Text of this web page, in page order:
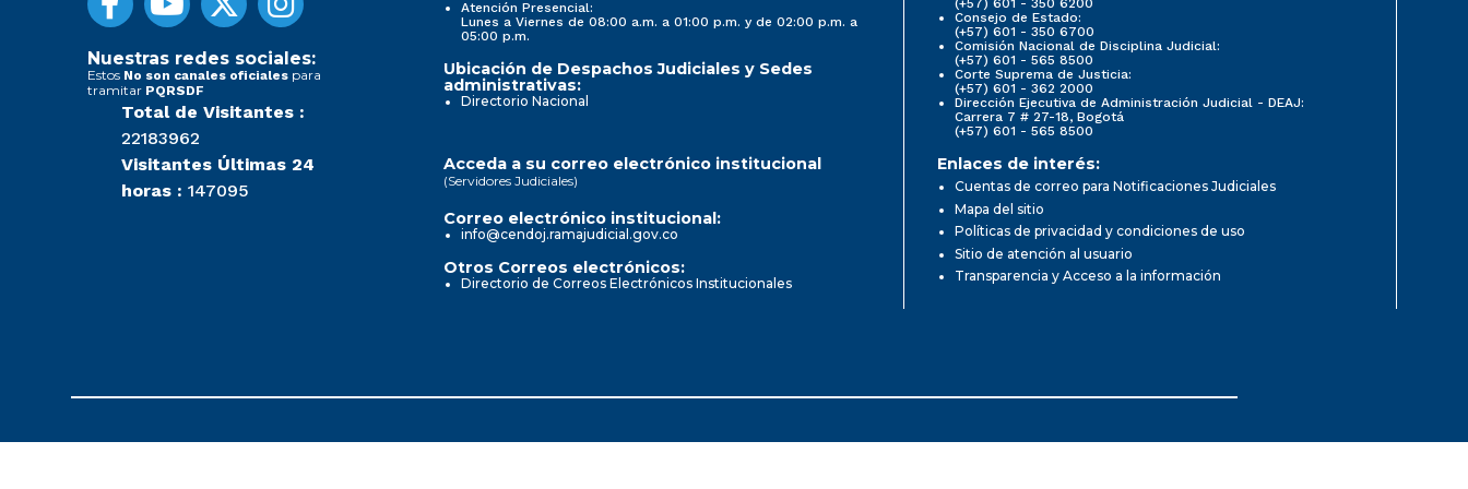
Nuestras redes sociales:
Estos No son canales oficiales para
tramitar PQRSDF
Total de Visitantes :
22183962
Visitantes Últimas 24
horas : 147095
Atención Presencial:
Lunes a Viernes de 08:00 a.m. a 01:00 p.m. y de 02:00 p.m. a
05:00 p.m.
Ubicación de Despachos Judiciales y Sedes
administrativas:
Directorio Nacional
(+57) 601 - 350 6200
Consejo de Estado:
(+57) 601 - 350 6700
Comisión Nacional de Disciplina Judicial:
(+57) 601 - 565 8500
Corte Suprema de Justicia:
(+57) 601 - 362 2000
Dirección Ejecutiva de Administración Judicial - DEAJ:
Carrera 7 # 27-18, Bogotá
(+57) 601 - 565 8500
Acceda a su correo electrónico institucional
(Servidores Judiciales)
Correo electrónico institucional:
info@cendoj.ramajudicial.gov.co
Otros Correos electrónicos:
Directorio de Correos Electrónicos Institucionales
Enlaces de interés:
Cuentas de correo para Notificaciones Judiciales
Mapa del sitio
Políticas de privacidad y condiciones de uso
Sitio de atención al usuario
Transparencia y Acceso a la información